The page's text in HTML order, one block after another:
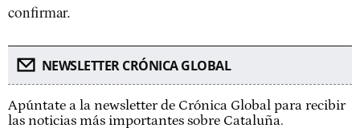
confirmar.
NEWSLETTER CRÓNICA GLOBAL
Apúntate a la newsletter de Crónica Global para recibir
las noticias más importantes sobre Cataluña.